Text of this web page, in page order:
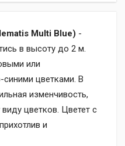
Multi Blue) -
в высоту до 2 м.
или
цветками. В
изменчивость,
цветков. Цветет с
и